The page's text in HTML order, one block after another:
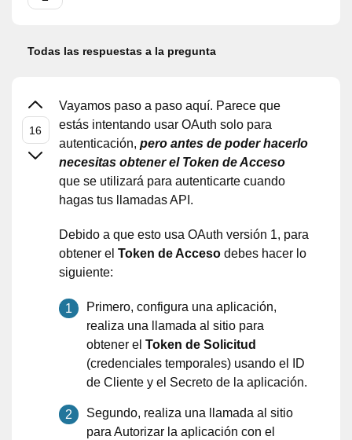
Todas las respuestas a la pregunta
Vayamos paso a paso aquí. Parece que
estás intentando usar OAuth solo para
autenticación, pero antes de poder hacerlo
necesitas obtener el Token de Acceso
que se utilizará para autenticarte cuando
hagas tus llamadas API.
Debido a que esto usa OAuth versión 1, para
obtener el Token de Acceso debes hacer lo
siguiente:
Primero, configura una aplicación,
realiza una llamada al sitio para
obtener el Token de Solicitud
(credenciales temporales) usando el ID
de Cliente y el Secreto de la aplicación.
Segundo, realiza una llamada al sitio
para Autorizar la aplicación con el